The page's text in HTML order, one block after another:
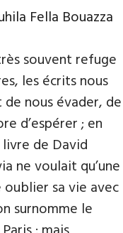
Fella Bouazza
souvent refuge
les écrits nous
nous évader, de
d’espérer ; en
de David
ne voulait qu’une
oublier sa vie avec
surnomme le